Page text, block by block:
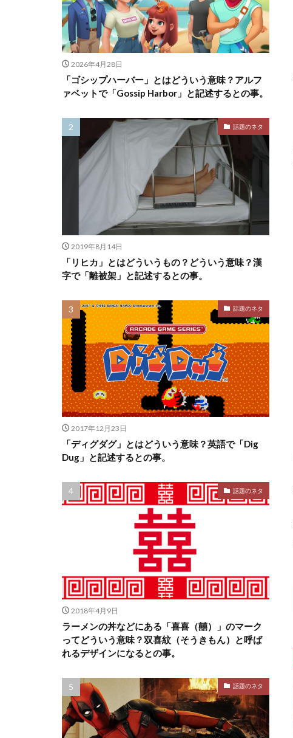
2026年4月28日
「ゴシップハーバー」とはどういう意味？アルフ
ァベットで「Gossip Harbor」と記述するとの事。
話題のネタ
2019年8月14日
「リヒカ」とはどういうもの？どういう意味？漢
字で「離被架」と記述するとの事。
話題のネタ
2017年12月23日
「ディグダグ」とはどういう意味？英語で「Dig
Dug」と記述するとの事。
話題のネタ
2018年4月9日
ラーメンの丼などにある「喜喜（囍）」のマーク
ってどういう意味？双喜紋（そうきもん）と呼ば
れるデザインになるとの事。
話題のネタ